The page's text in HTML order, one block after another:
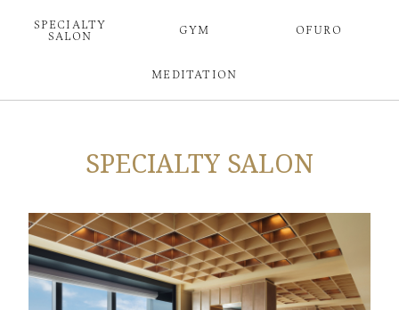
SPECIALTY
SALON GYM OFURO
MEDITATION
SPECIALTY SALON